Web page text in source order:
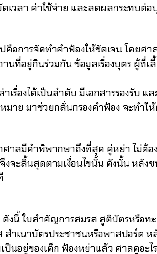
เวลา ค่าใช้จ่าย และลดผลกระทบต่อ
อการจัดทำคำฟ้องให้ชัดเจน โดยศา
ที่อยู่กินร่วมกัน ข้อมูลเรื่องบุตร ผู้ที่เ
ได้เป็นลำดับ มีเอกสารรองรับ และ
าย มาช่วยกลั่นกรองคำฟ้อง จะทำใ
ลมีคำพิพากษาถึงที่สุด คู่หย่า ไม่ต้อ
จะสิ้นสุดตามเงื่อนไขนั้น ดังนั้น หลัง
ดังนี้ใบสำคัญการสมรส สูติบัตรหรือท
สำเนาบัตรประชาชนหรือพาสปอร์ต ห
ป็นอยู่ของเด็ก ฟ้องหย่าแล้ว ศาลดูอะไ